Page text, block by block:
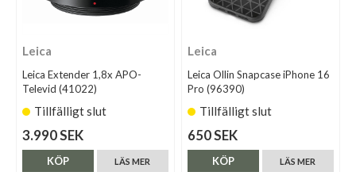
Leica
Leica Extender 1,8x APO-
Televid (41022)
Tillfälligt slut
3.990 SEK
LÄS MER
KÖP
Leica
Leica Ollin Snapcase iPhone 16
Pro (96390)
Tillfälligt slut
650 SEK
LÄS MER
KÖP